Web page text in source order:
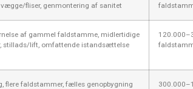
fliser, genmontering af sanitet
af gammel faldstamme, midlertidige
stillads/lift, omfattende istandsættelse
flere faldstammer, fælles genopbygning